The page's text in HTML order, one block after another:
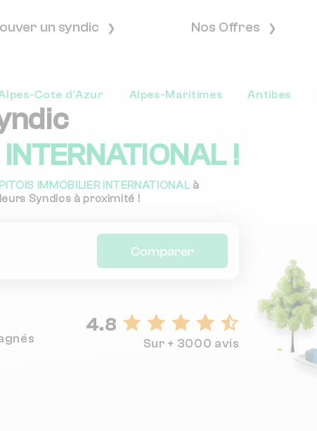
un syndic Nos Offres
Cote d'Azur Alpes-Maritimes Antibes
!
PITOIS IMMOBILIER INTERNATIONALà
Syndics à proximité !
Comparer
4.8
Sur + 3000 avis